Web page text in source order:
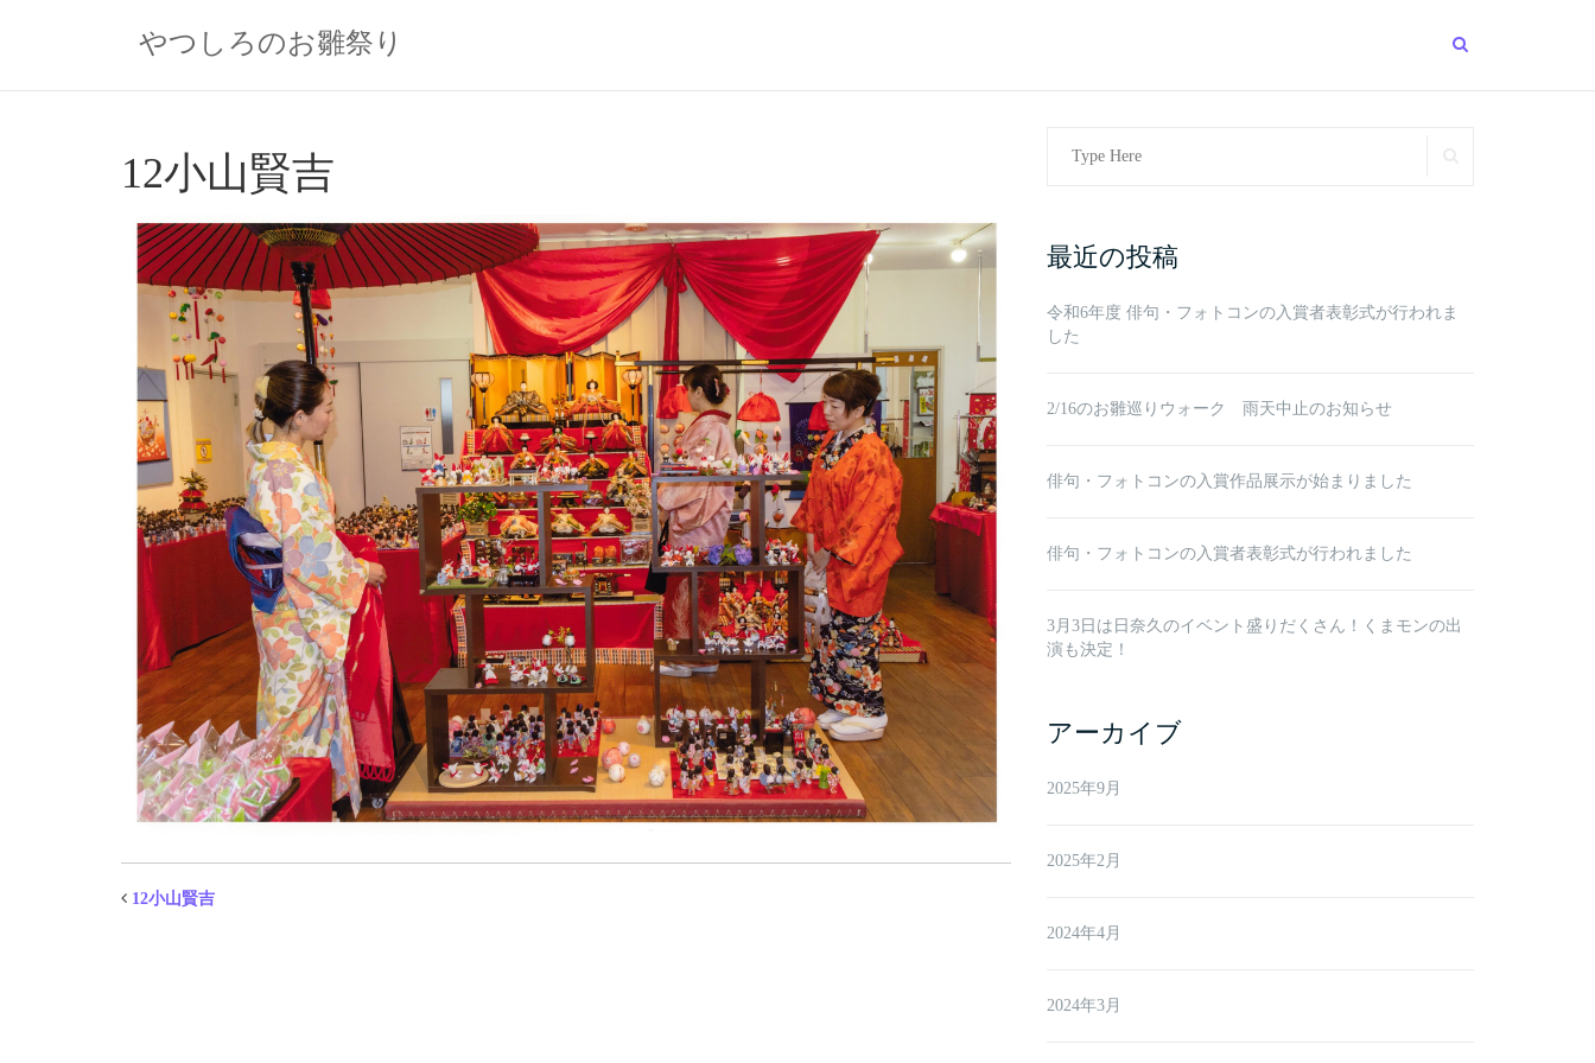
やつしろのお雛祭り
12小山賢吉
12小山賢吉
Search
最近の投稿
令和6年度 俳句・フォトコンの入賞者表彰式が行われま
した
2/16のお雛巡りウォーク 雨天中止のお知らせ
俳句・フォトコンの入賞作品展示が始まりました
俳句・フォトコンの入賞者表彰式が行われました
3月3日は日奈久のイベント盛りだくさん！くまモンの出
演も決定！
アーカイブ
2025年9月
2025年2月
2024年4月
2024年3月